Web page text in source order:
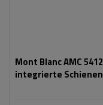
Mont Blanc AMC
integrierte Schienen